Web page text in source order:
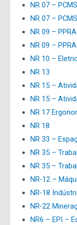
NR 07 –
NR 07 –
NR 09 – PPRA
NR 09 – PPRA
NR 10 –
NR 13
NR 15 –
NR 15 –
NR 17
NR 18
NR 33 –
NR 35 –
NR 35 –
NR-12 –
NR-18
NR-22
NR6 – EPI –